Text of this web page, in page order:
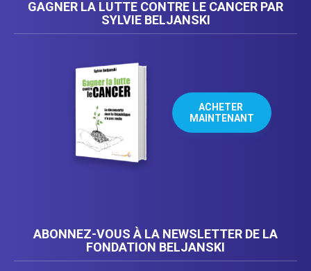
GAGNER LA LUTTE CONTRE LE CANCER PAR
SYLVIE BELJANSKI
ACHETER
MAINTENANT
ABONNEZ-VOUS À LA NEWSLETTER DE LA
FONDATION BELJANSKI